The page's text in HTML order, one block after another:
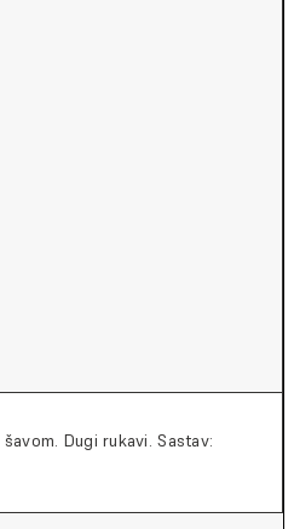
Dugi rukavi. Sastav: